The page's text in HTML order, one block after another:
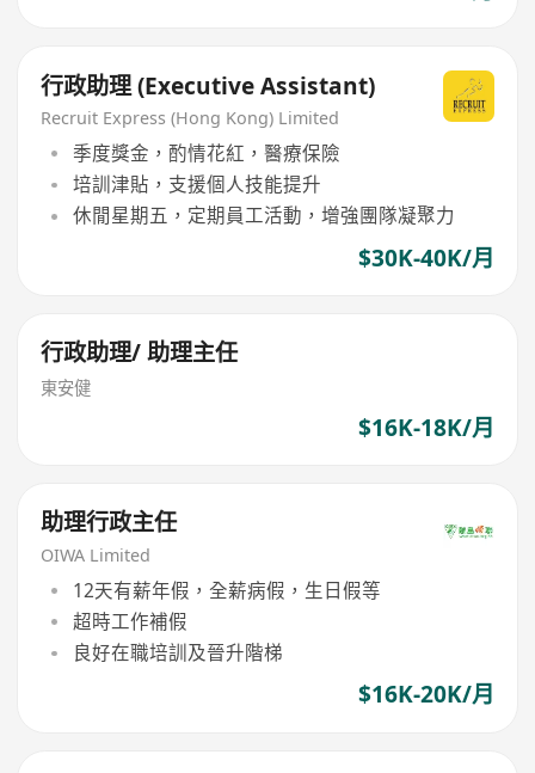
行政助理 (Executive Assistant)
Recruit Express (Hong Kong) Limited
季度獎金，酌情花紅，醫療保險
培訓津貼，支援個人技能提升
休閒星期五，定期員工活動，增強團隊凝聚力
$30K-40K/月
行政助理/ 助理主任
東安健
$16K-18K/月
助理行政主任
OIWA Limited
12天有薪年假，全薪病假，生日假等
超時工作補假
良好在職培訓及晉升階梯
$16K-20K/月